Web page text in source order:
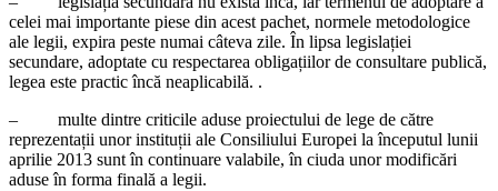
celei mai importante piese din acest pachet, normele metodologice
ale legii, expira peste numai câteva zile. În lipsa legislației
secundare, adoptate cu respectarea obligațiilor de consultare publică,
legea este practic încă neaplicabilă. .
– multe dintre criticile aduse proiectului de lege de către
reprezentații unor instituții ale Consiliului Europei la începutul lunii
aprilie 2013 sunt în continuare valabile, în ciuda unor modificări
aduse în forma finală a legii.